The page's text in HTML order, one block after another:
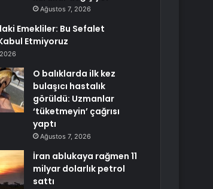
Ağustos 7, 2026
Emekliler: Bu Sefalet
Etmiyoruz
O balıklarda ilk kez
bulaşıcı hastalık
görüldü: Uzmanlar
‘tüketmeyin’ çağrısı
yaptı
Ağustos 7, 2026
İran ablukaya rağmen 11
milyar dolarlık petrol
sattı